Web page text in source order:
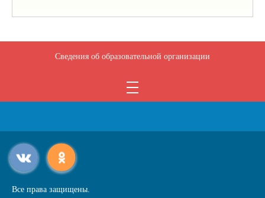
Сведения об образовательной организации
Все права защищены.